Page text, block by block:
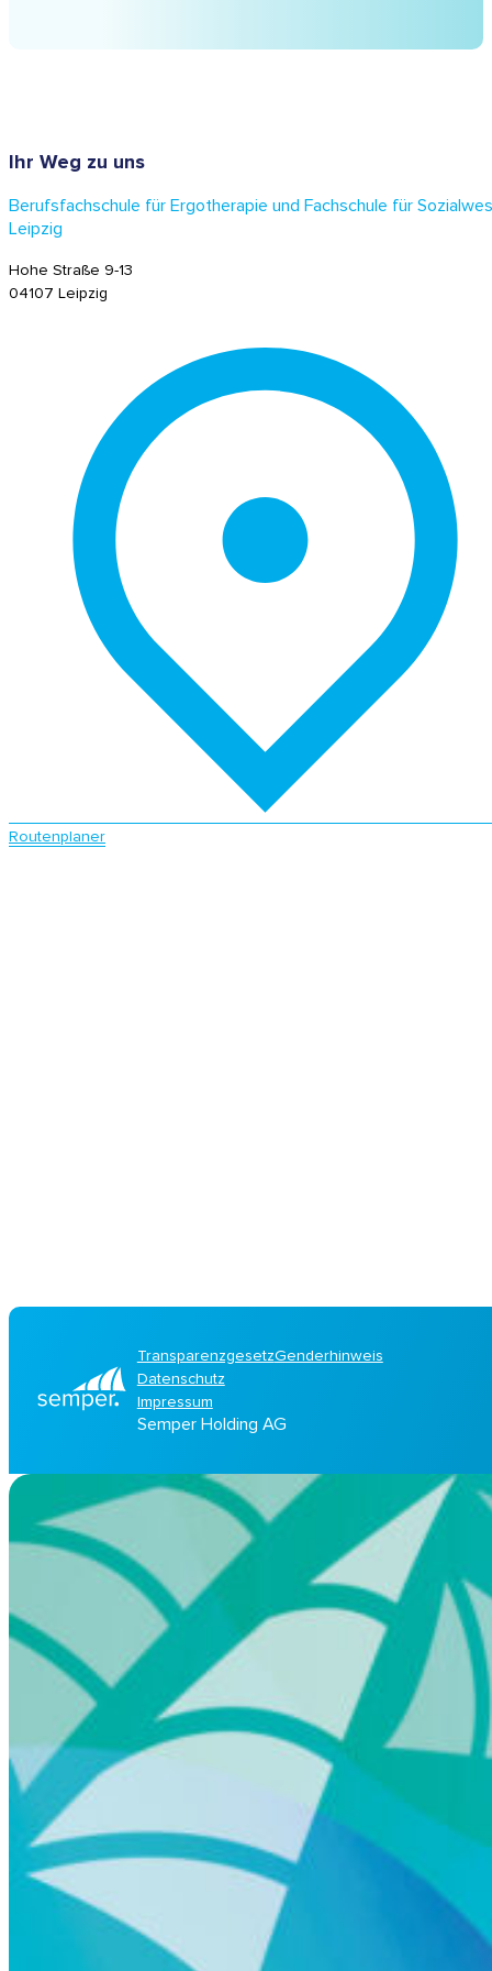
Ihr Weg zu uns
Berufsfachschule für Ergotherapie und Fachschule für
Leipzig
Hohe Straße 9-13
04107 Leipzig
Routenplaner
TransparenzgesetzGenderhinweis
Datenschutz
Impressum
Semper Holding AG